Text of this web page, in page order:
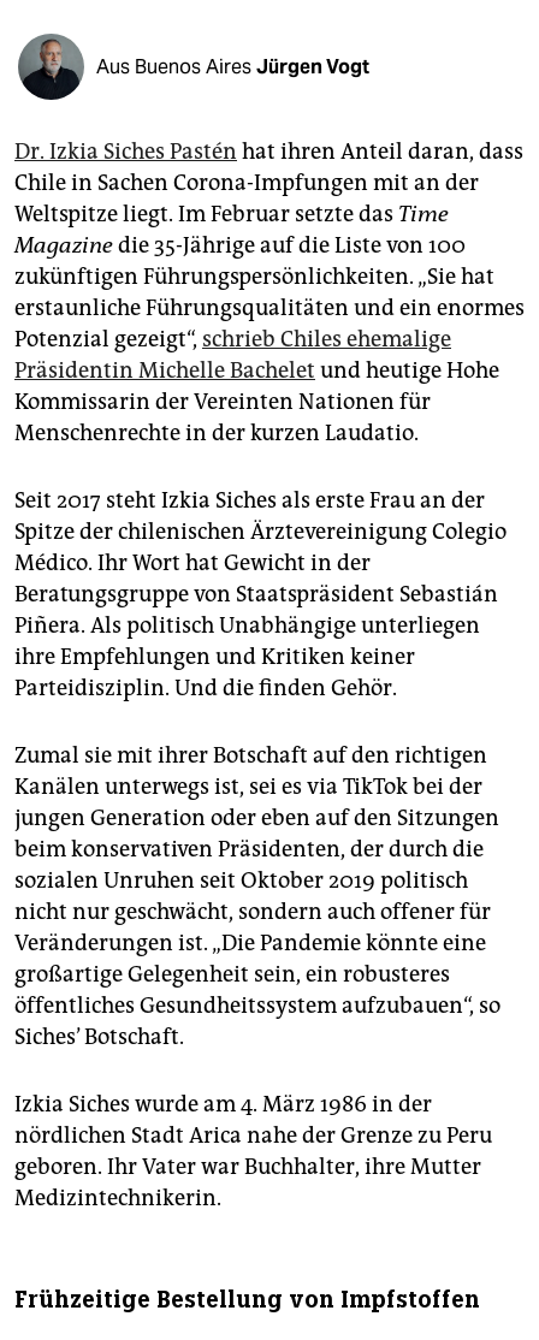
shop
fragen & hilfe
unterstützen
abo
genossenschaft
epaper login
Aus Buenos AiresJürgen Vogt
Dr. Izkia Siches Pastén hat ihren Anteil daran, dass
Chile in Sachen Corona-Impfungen mit an der
Weltspitze liegt. Im Februar setzte das Time
Magazinedie 35-Jährige auf die Liste von 100
zukünftigen Führungspersönlichkeiten. „Sie hat
erstaunliche Führungsqualitäten und ein enormes
Potenzial gezeigt“, schrieb Chiles ehemalige
Präsidentin Michelle Bachelet und heutige Hohe
Kommissarin der Vereinten Nationen für
Menschenrechte in der kurzen Laudatio.
Seit 2017 steht Izkia Siches als erste Frau an der
Spitze der chilenischen Ärztevereinigung Colegio
Médico. Ihr Wort hat Gewicht in der
Beratungsgruppe von Staatspräsident Sebastián
Piñera. Als politisch Unabhängige unterliegen
ihre Empfehlungen und Kritiken keiner
Parteidisziplin. Und die finden Gehör.
Zumal sie mit ihrer Botschaft auf den richtigen
Kanälen unterwegs ist, sei es via TikTok bei der
jungen Generation oder eben auf den Sitzungen
beim konservativen Präsidenten, der durch die
sozialen Unruhen seit Oktober 2019 politisch
nicht nur geschwächt, sondern auch offener für
Veränderungen ist. „Die Pandemie könnte eine
großartige Gelegenheit sein, ein robusteres
öffentliches Gesundheitssystem aufzubauen“, so
Siches’ Botschaft.
Izkia Siches wurde am 4. März 1986 in der
nördlichen Stadt Arica nahe der Grenze zu Peru
geboren. Ihr Vater war Buchhalter, ihre Mutter
Medizintechnikerin.
Frühzeitige Bestellung von Impfstoffen